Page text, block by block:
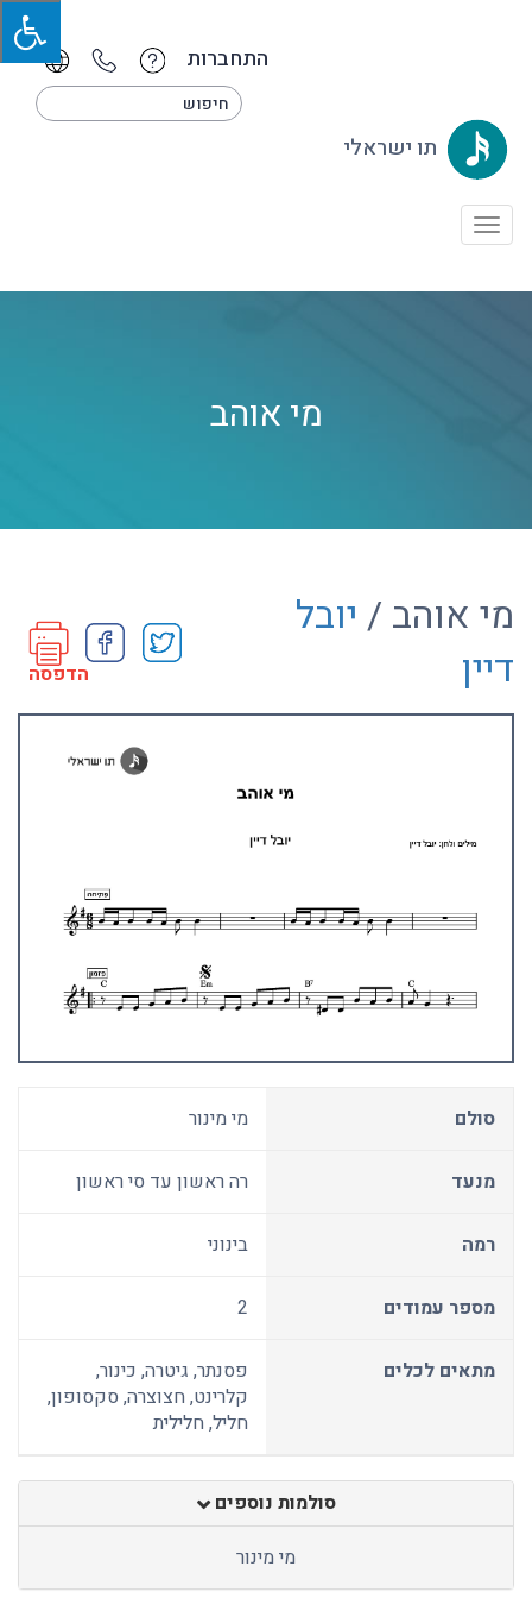
התחברות
תו ישראלי
Toggle
מי אוהב
מי אוהב / יובל
דיין
הדפסה
סולם מי מינור
מנעד רה ראשון עד סי ראשון
רמה בינוני
מספר עמודים 2
מתאים לכלים
פסנתר, גיטרה, כינור,
קלרינט, חצוצרה, סקסופון,
חליל, חלילית
סולמות נוספים
מי מינור